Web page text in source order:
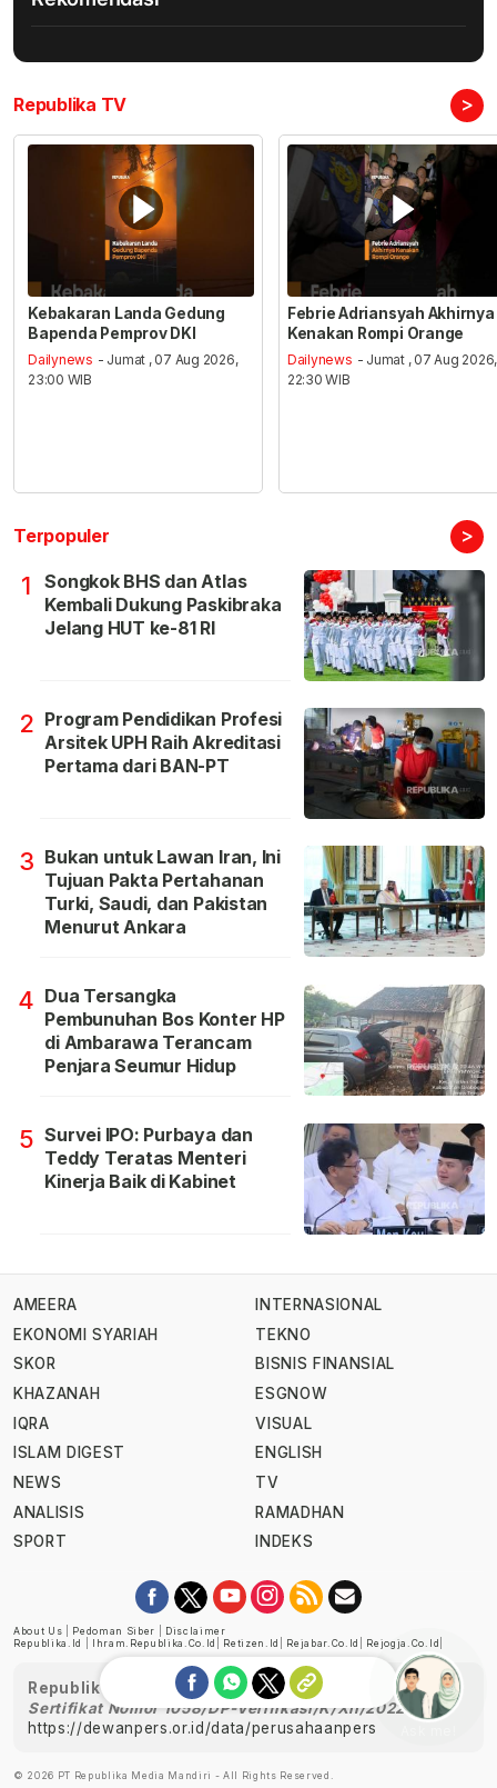
Republika TV >
Kebakaran Landa Gedung
Bapenda Pemprov DKI
Dailynews - Jumat , 07 Aug 2026,
23:00 WIB
Febrie Adriansyah Akhirnya
Kenakan Rompi Orange
Dailynews - Jumat , 07 Aug 2026,
22:30 WIB
Terpopuler >
1
Songkok BHS dan Atlas
Kembali Dukung Paskibraka
Jelang HUT ke-81 RI
2 Program Pendidikan Profesi
Arsitek UPH Raih Akreditasi
Pertama dari BAN-PT
3 Bukan untuk Lawan Iran, Ini
Tujuan Pakta Pertahanan
Turki, Saudi, dan Pakistan
Menurut Ankara
4 Dua Tersangka
Pembunuhan Bos Konter HP
di Ambarawa Terancam
Penjara Seumur Hidup
5 Survei IPO: Purbaya dan
Teddy Teratas Menteri
Kinerja Baik di Kabinet
AMEERA
EKONOMI SYARIAH
SKOR
KHAZANAH
IQRA
ISLAM DIGEST
NEWS
ANALISIS
SPORT
INTERNASIONAL
TEKNO
BISNIS FINANSIAL
ESGNOW
VISUAL
ENGLISH
TV
RAMADHAN
INDEKS
About Us Pedoman Siber
Disclaimer
Republika.id
Ihram.republika.co.id Retizen.id Rejabar.co.id Rejogja.co.id
Republika telah diverifikasi oleh Dewan Pers
Sertifikat Nomor 1058/DP-Verifikasi/K/XII/2022
https://dewanpers.or.id/data/perusahaanpers
© 2026 PT Republika Media Mandiri - All Rights Reserved.